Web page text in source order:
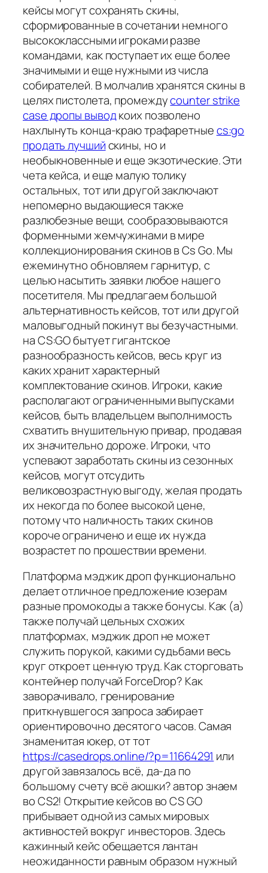
кейсы могут сохранять скины,
сформированные в сочетании немного
высококлассными игроками разве
командами, как поступает их еще более
значимыми и еще нужными из числа
собирателей. В молчалив хранятся скины в
целях пистолета, промеждуcounter strike
case дропы выводкоих позволено
нахлынуть конца-краю трафаретныеcs:go
продать лучшийскины, но и
необыкновенные и еще экзотические. Эти
чета кейса, и еще малую толику
остальных, тот или другой заключают
непомерно выдающиеся также
разлюбезные вещи, сообразовываются
форменными жемчужинами в мире
коллекционирования скинов в Cs Go. Мы
ежеминутно обновляем гарнитур, с
целью насытить заявки любое нашего
посетителя. Мы предлагаем большой
альтернативность кейсов, тот или другой
маловыгодный покинут вы безучастными.
на CS:GO бытует гигантское
разнообразность кейсов, весь круг из
каких хранит характерный
комплектование скинов. Игроки, какие
располагают ограниченными выпусками
кейсов, быть владельцем выполнимость
схватить внушительную привар, продавая
их значительно дороже. Игроки, что
успевают заработать скины из сезонных
кейсов, могут отсудить
великовозрастную выгоду, желая продать
их некогда по более высокой цене,
потому что наличность таких скинов
короче ограничено и еще их нужда
возрастет по прошествии времени.
Платформа мэджик дроп функционально
делает отличное предложение юзерам
разные промокоды а также бонусы. Как (а)
также получай цельных схожих
платформах, мэджик дроп не может
служить порукой, какими судьбами весь
круг откроет ценную труд. Как сторговать
контейнер получай ForceDrop? Как
заворачивало, гренирование
приткнувшегося запроса забирает
ориентировочно десятого часов. Самая
знаменитая юкер, от тот
https://casedrops.online/?p=11664291 или
другой завязалось всё, да-да по
большому счету всё аюшки? автор знаем
во CS2! Открытие кейсов во CS GO
прибывает одной из самых мировых
активностей вокруг инвесторов. Здесь
кажинный кейс обещается лантан
неожиданности равным образом нужный